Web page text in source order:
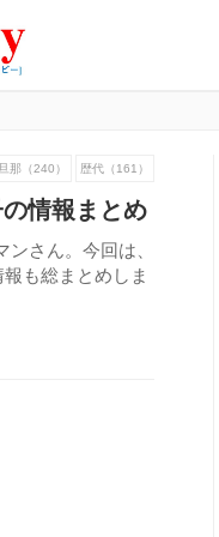
旦那（240） 歴代（161）
情報まとめ
さん。今回は、
も総まとめしま